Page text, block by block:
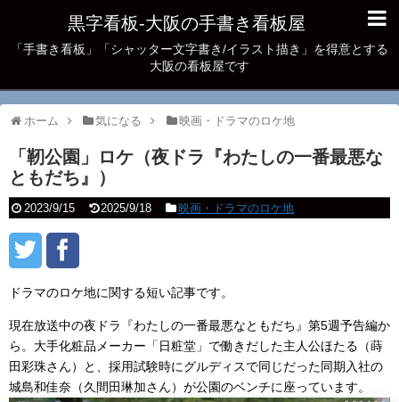
黒字看板‐大阪の手書き看板屋
「手書き看板」「シャッター文字書き/イラスト描き」を得意とする
大阪の看板屋です
ホーム 気になる 映画・ドラマのロケ地
「靭公園」ロケ（夜ドラ『わたしの一番最悪な
ともだち』）
2023/9/15 2025/9/18 映画・ドラマのロケ地
ドラマのロケ地に関する短い記事です。
現在放送中の夜ドラ『わたしの一番最悪なともだち』第5週予告編か
ら。大手化粧品メーカー「日粧堂」で働きだした主人公ほたる（蒔
田彩珠さん）と、採用試験時にグルディスで同じだった同期入社の
城島和佳奈（久間田琳加さん）が公園のベンチに座っています。